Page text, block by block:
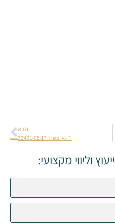
הבא
י' ו-א' פש"ר 33431-05-17
וליווי מקצועי: